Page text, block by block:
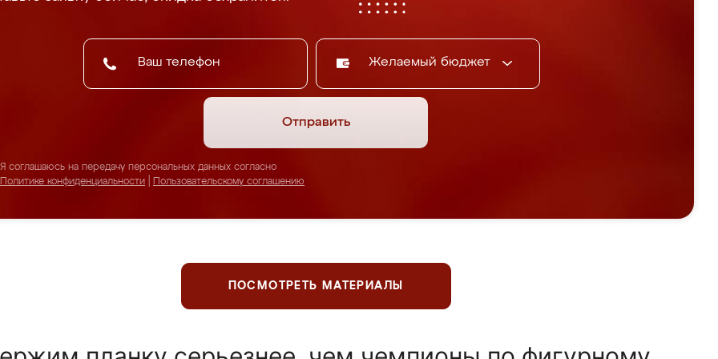
Желаемый бюджет
Отправить
Я соглашаюсь на передачу персональных данных согласно
Политике конфиденциальности
Пользовательскому соглашению
ПОСМОТРЕТЬ МАТЕРИАЛЫ